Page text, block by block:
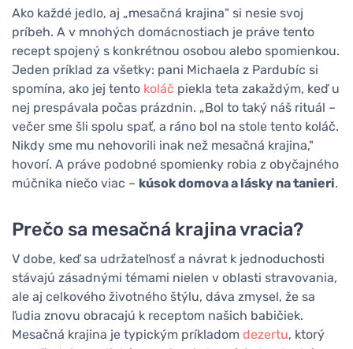
Ako každé jedlo, aj „mesačná krajina" si nesie svoj
príbeh. A v mnohých domácnostiach je práve tento
recept spojený s konkrétnou osobou alebo spomienkou.
Jeden príklad za všetky: pani Michaela z Pardubíc si
spomína, ako jej tento koláč piekla teta zakaždým, keď u
nej prespávala počas prázdnin. „Bol to taký náš rituál –
večer sme šli spolu spať, a ráno bol na stole tento koláč.
Nikdy sme mu nehovorili inak než mesačná krajina,"
hovorí. A práve podobné spomienky robia z obyčajného
múčnika niečo viac – kúsok domova a lásky na tanieri.
Prečo sa mesačná krajina vracia?
V dobe, keď sa udržateľnosť a návrat k jednoduchosti
stávajú zásadnými témami nielen v oblasti stravovania,
ale aj celkového životného štýlu, dáva zmysel, že sa
ľudia znovu obracajú k receptom našich babičiek.
Mesačná krajina je typickým príkladom dezertu, ktorý